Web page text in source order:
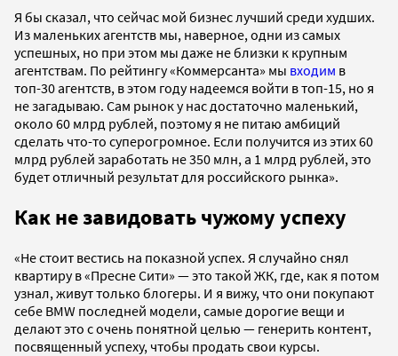
Я бы сказал, что сейчас мой бизнес лучший среди худших.
Из маленьких агентств мы, наверное, одни из самых
успешных, но при этом мы даже не близки к крупным
агентствам. По рейтингу «Коммерсанта» мы входим в
топ-30 агентств, в этом году надеемся войти в топ-15, но я
не загадываю. Сам рынок у нас достаточно маленький,
около 60 млрд рублей, поэтому я не питаю амбиций
сделать что-то суперогромное. Если получится из этих 60
млрд рублей заработать не 350 млн, а 1 млрд рублей, это
будет отличный результат для российского рынка».
Как не завидовать чужому успеху
«Не стоит вестись на показной успех. Я случайно снял
квартиру в «Пресне Сити» — это такой ЖК, где, как я потом
узнал, живут только блогеры. И я вижу, что они покупают
себе BMW последней модели, самые дорогие вещи и
делают это с очень понятной целью — генерить контент,
посвященный успеху, чтобы продать свои курсы.